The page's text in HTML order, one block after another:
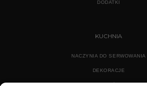
DODATKI
KUCHNIA
NACZYNIA DO SERWOWANIA
DEKORACJE